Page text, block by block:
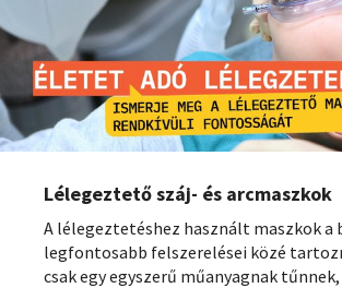
Lélegeztető száj- és arcmaszkok
A lélegeztetéshez használt maszkok a
legfontosabb felszerelései közé
csak egy egyszerű műanyagnak